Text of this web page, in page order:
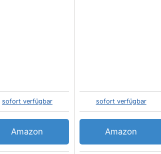
sofort verfügbar
Amazon
sofort verfügbar
Amazon